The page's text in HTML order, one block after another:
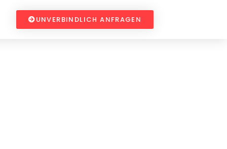
UNVERBINDLICH ANFRAGEN